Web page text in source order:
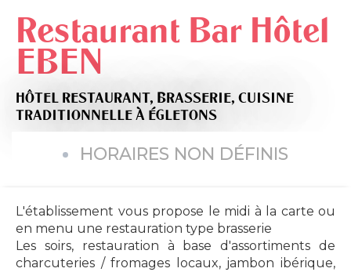
Restaurant Bar Hôtel
EBEN
HÔTEL RESTAURANT, BRASSERIE, CUISINE
TRADITIONNELLE À ÉGLETONS
HORAIRES NON DÉFINIS
L'établissement vous propose le midi à la carte ou
en menu une restauration type brasserie
Les soirs, restauration à base d'assortiments de
charcuteries / fromages locaux, jambon ibérique,